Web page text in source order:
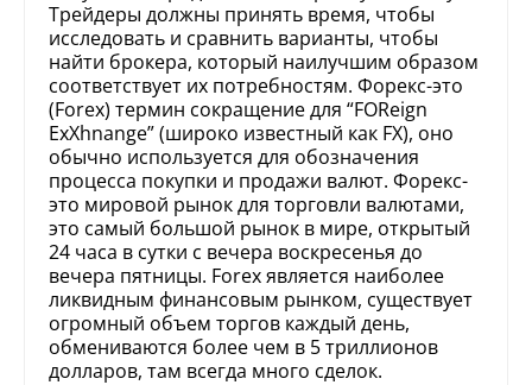
Трейдеры должны принять время, чтобы
исследовать и сравнить варианты, чтобы
найти брокера, который наилучшим образом
соответствует их потребностям. Форекс-это
(Forex) термин сокращение для “FOReign
ExXhnange” (широко известный как FX), оно
обычно используется для обозначения
процесса покупки и продажи валют. Форекс-
это мировой рынок для торговли валютами,
это самый большой рынок в мире, открытый
24 часа в сутки с вечера воскресенья до
вечера пятницы. Forex является наиболее
ликвидным финансовым рынком, существует
огромный объем торгов каждый день,
обмениваются более чем в 5 триллионов
долларов, там всегда много сделок.